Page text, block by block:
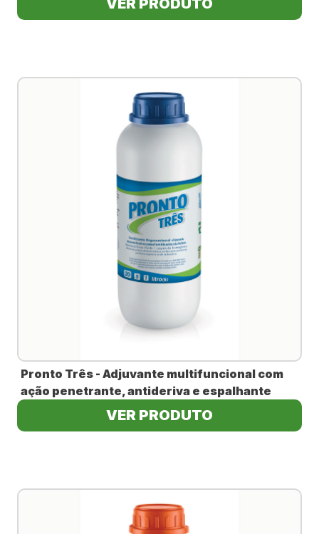
VER PRODUTO
Pronto Três - Adjuvante multifuncional com
ação penetrante, antideriva e espalhante
VER PRODUTO